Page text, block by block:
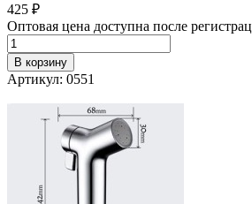
425 ₽
Оптовая цена доступна после
В корзину
Артикул: 0551